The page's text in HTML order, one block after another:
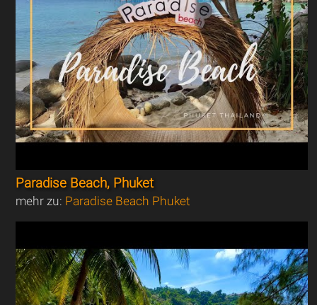
Paradise Beach, Phuket
mehr zu: Paradise Beach Phuket